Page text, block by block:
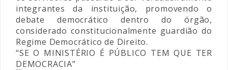
integrantes da instituição, promovendo o
debate democrático dentro do órgão,
considerado constitucionalmente guardião do
Regime Democrático de Direito.
“SE O MINISTÉRIO É PÚBLICO TEM QUE TER
DEMOCRACIA”